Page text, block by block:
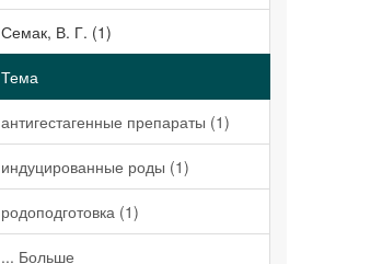
Семак, В. Г. (1)
Тема
антигестагенные препараты (1)
индуцированные роды (1)
родоподготовка (1)
... Больше